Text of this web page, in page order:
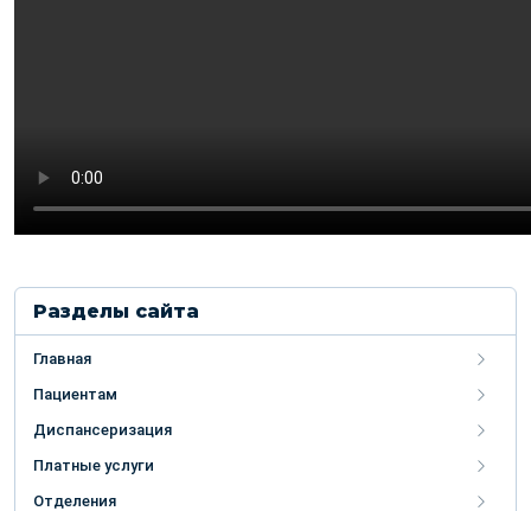
Разделы сайта
Главная
Пациентам
Диспансеризация
Платные услуги
Отделения